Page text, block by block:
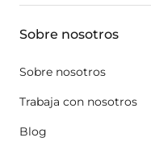
Sobre nosotros
Sobre nosotros
Trabaja con nosotros
Blog